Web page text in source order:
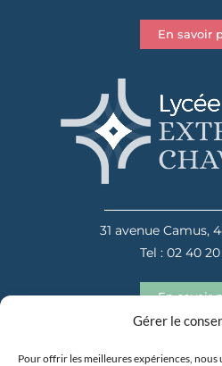
Gérer le
Pour offrir les meilleures expériences, nous
En savoir
31 avenue Camus,
Tel : 02 40
En savoir